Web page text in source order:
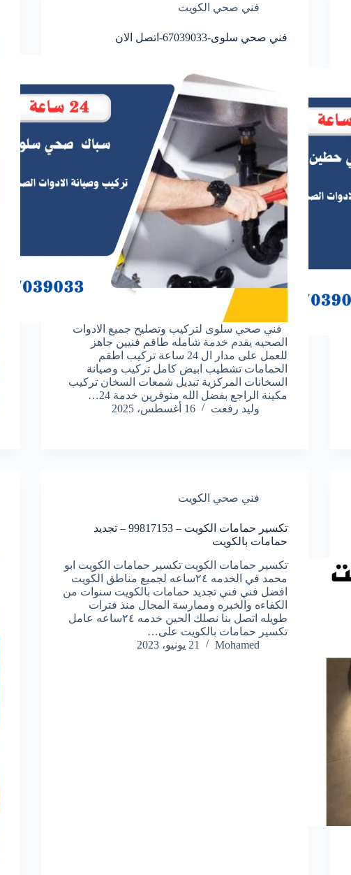
فني صحي الكويت
فني صحي سلوى-67039033-اتصل الان
فني صحي سلوى لتركيب وتصليح جميع الادوات
الصحيه يقدم خدمة شامله طاقم فنيين جاهز
للعمل على مدار ال 24 ساعة تركيب اطقم
الحمامات تشطيب ابيض كامل تركيب وصيانة
السخانات المركزية تبديل شمعات السخان تركيب
مكينة الراجع بفضل الله متوفرين خدمة 24…
وليد رفعت
16 أغسطس، 2025
فني صحي الكويت
تكسير حمامات الكويت – 99817153 – تجديد
حمامات بالكويت
تكسير حمامات الكويت تكسير حمامات الكويت ابو
محمد في الخدمه ٢٤ساعه لجميع مناطق الكويت
افضل فني فني تجديد حمامات بالكويت سنوات من
الكفاءه والخبره وممارسة المجال منذ فترات
طويله اتصل بنا نصلك الحين خدمه ٢٤ساعه عامل
تكسير حمامات بالكويت على…
Mohamed
21 يونيو، 2023